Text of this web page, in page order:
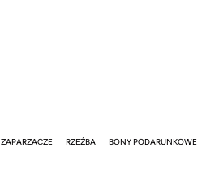
ZAPARZACZE RZEŹBA BONY PODARUNKOWE